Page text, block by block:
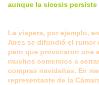
aunque la sicosis
La víspera, por ejemplo,
Aires se difundió el rumor
pero que provocaron una
muchos comercios a
compras navideñas. En
representante de la